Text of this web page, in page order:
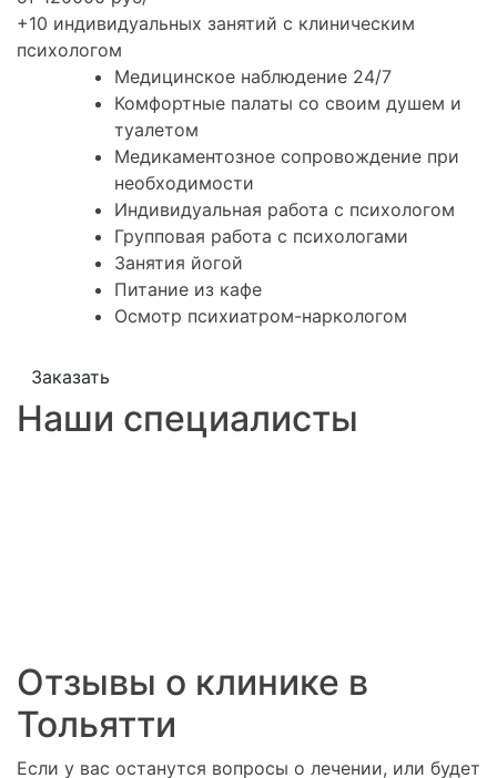
+10 индивидуальных занятий с клиническим
психологом
Медицинское наблюдение 24/7
Комфортные палаты со своим душем и
туалетом
Медикаментозное сопровождение при
необходимости
Индивидуальная работа с психологом
Групповая работа с психологами
Занятия йогой
Питание из кафе
Осмотр психиатром-наркологом
Заказать
Наши специалисты
Отзывы о клинике в
Тольятти
Если у вас останутся вопросы о лечении, или будет